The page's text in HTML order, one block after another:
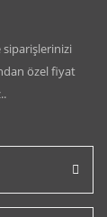
özel fiyat